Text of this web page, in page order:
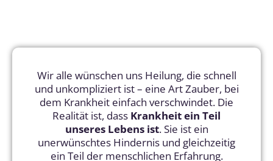
Wir alle wünschen uns Heilung, die schnell
und unkompliziert ist – eine Art Zauber, bei
dem Krankheit einfach verschwindet. Die
Realität ist, dass Krankheit ein Teil
unseres Lebens ist. Sie ist ein
unerwünschtes Hindernis und gleichzeitig
ein Teil der menschlichen Erfahrung.